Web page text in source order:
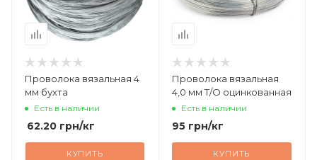
Проволока вязальная 4
мм бухта
Есть в наличии
62.20 грн/кг
КУПИТЬ
Проволока вязальная
4,0 мм Т/О оцинкованная
Есть в наличии
95грн/кг
КУПИТЬ